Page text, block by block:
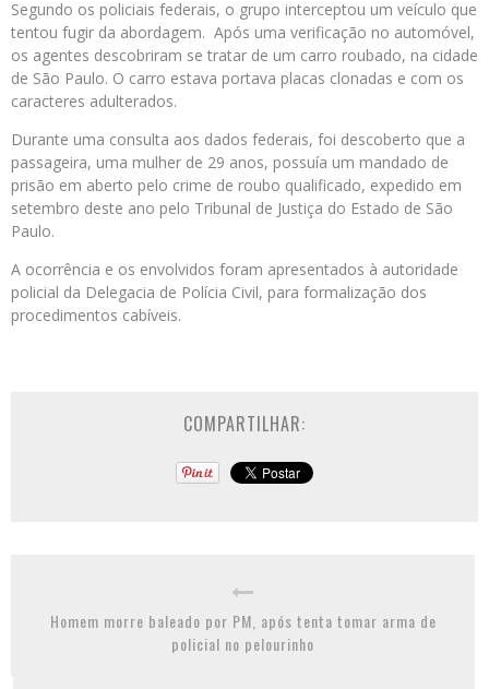
Segundo os policiais federais, o grupo interceptou um veículo que
tentou fugir da abordagem. Após uma verificação no automóvel,
os agentes descobriram se tratar de um carro roubado, na cidade
de São Paulo. O carro estava portava placas clonadas e com os
caracteres adulterados.
Durante uma consulta aos dados federais, foi descoberto que a
passageira, uma mulher de 29 anos, possuía um mandado de
prisão em aberto pelo crime de roubo qualificado, expedido em
setembro deste ano pelo Tribunal de Justiça do Estado de São
Paulo.
A ocorrência e os envolvidos foram apresentados à autoridade
policial da Delegacia de Polícia Civil, para formalização dos
procedimentos cabíveis.
COMPARTILHAR:
Homem morre baleado por PM, após tenta tomar arma de
policial no pelourinho